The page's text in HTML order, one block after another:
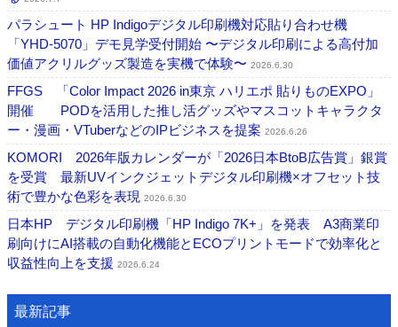
パラシュート HP Indigoデジタル印刷機対応貼り合わせ機
「YHD-5070」デモ見学受付開始 〜デジタル印刷による高付加
価値アクリルグッズ製造を実機で体験〜 2026.6.30
FFGS 「Color Impact 2026 in東京 ハリエポ 貼りものEXPO」
開催 PODを活用した推し活グッズやマスコットキャラクタ
ー・漫画・VTuberなどのIPビジネスを提案 2026.6.26
KOMORI 2026年版カレンダーが「2026日本BtoB広告賞」銀賞
を受賞 最新UVインクジェットデジタル印刷機×オフセット技
術で豊かな色彩を表現 2026.6.30
日本HP デジタル印刷機「HP Indigo 7K+」を発表 A3商業印
刷向けにAI搭載の自動化機能とECOプリントモードで効率化と
収益性向上を支援 2026.6.24
最新記事